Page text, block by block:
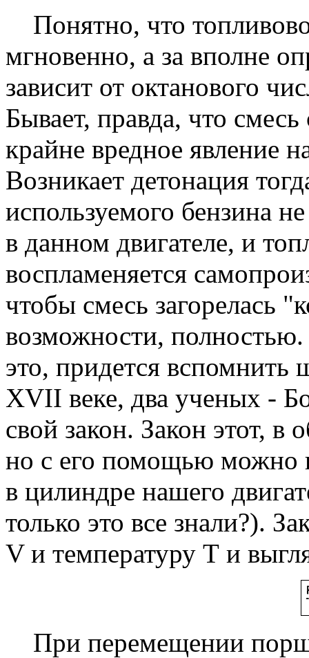
Понятно, что
мгновенно, а за вполне
зависит от октанового
Бывает, правда, что
крайне вредное явление
Возникает детонация
используемого бензина
в данном двигателе, и
воспламеняется
чтобы смесь загорелась
возможности, полностью.
это, придется вспомнить
XVII веке, два ученых -
свой закон. Закон этот, в
но с его помощью можно
в цилиндре нашего
только это все знали?).
V и температуру Т и
При перемещении